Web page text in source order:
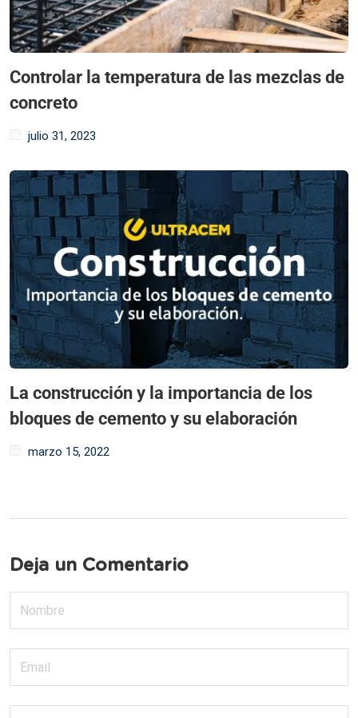
Controlar la temperatura de las mezclas de
concreto
julio 31, 2023
La construcción y la importancia de los
bloques de cemento y su elaboración
marzo 15, 2022
Deja un Comentario